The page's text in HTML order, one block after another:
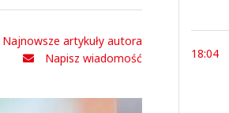
Najnowsze artykuły autora
Napisz wiadomość
18:04